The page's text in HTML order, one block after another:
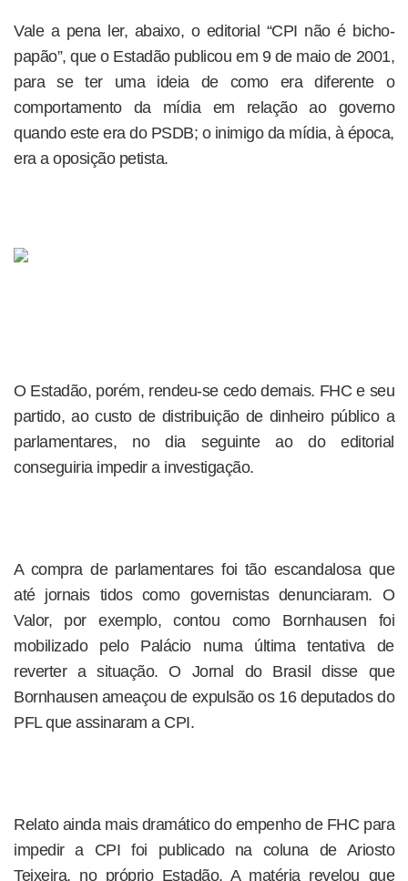
Vale a pena ler, abaixo, o editorial “CPI não é bicho-
papão”, que o Estadão publicou em 9 de maio de 2001,
para se ter uma ideia de como era diferente o
comportamento da mídia em relação ao governo
quando este era do PSDB; o inimigo da mídia, à época,
era a oposição petista.
O Estadão, porém, rendeu-se cedo demais. FHC e seu
partido, ao custo de distribuição de dinheiro público a
parlamentares, no dia seguinte ao do editorial
conseguiria impedir a investigação.
A compra de parlamentares foi tão escandalosa que
até jornais tidos como governistas denunciaram. O
Valor, por exemplo, contou como Bornhausen foi
mobilizado pelo Palácio numa última tentativa de
reverter a situação. O Jornal do Brasil disse que
Bornhausen ameaçou de expulsão os 16 deputados do
PFL que assinaram a CPI.
Relato ainda mais dramático do empenho de FHC para
impedir a CPI foi publicado na coluna de Ariosto
Teixeira, no próprio Estadão. A matéria revelou que